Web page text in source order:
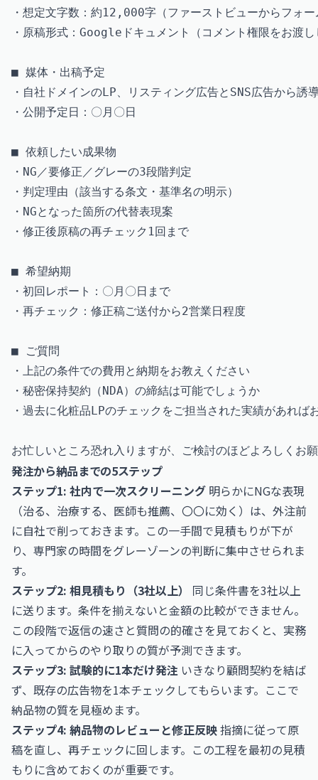
・想定文字数：約12,000字（ファーストビューからフォー
・原稿形式：Googleドキュメント（コメント権限をお渡
■ 媒体・出稿予定
・自社ドメインのLP、リスティング広告とSNS広告から誘
・公開予定日：〇月〇日
■ 依頼したい成果物
・NG／要修正／グレーの3段階判定
・判定理由（該当する条文・基準名の明示）
・NGとなった箇所の代替表現案
・修正後原稿の再チェック1回まで
■ 希望納期
・初回レポート：〇月〇日まで
・再チェック：修正稿ご送付から2営業日程度
■ ご質問
・上記の条件での費用と納期をお教えください
・秘密保持契約（NDA）の締結は可能でしょうか
・過去に化粧品LPのチェックをご担当された実績があれば
発注から納品までの5ステップ
ステップ1: 社内で一次スクリーニング 明らかにNGな表現
（治る、治療する、医師も推薦、〇〇に効く）は、外注前
に自社で削っておきます。この一手間で見積もりが下が
り、専門家の時間をグレーゾーンの判断に集中させられま
す。
ステップ2: 相見積もり（3社以上）
同じ条件書を3社以上
に送ります。条件を揃えないと金額の比較ができません。
この段階で返信の速さと質問の的確さを見ておくと、実務
に入ってからのやり取りの質が予測できます。
ステップ3: 試験的に1本だけ発注 いきなり顧問契約を結ば
ず、既存の広告物を1本チェックしてもらいます。ここで
納品物の質を見極めます。
ステップ4: 納品物のレビューと修正反映指摘に従って原
稿を直し、再チェックに回します。この工程を最初の見積
もりに含めておくのが重要です。